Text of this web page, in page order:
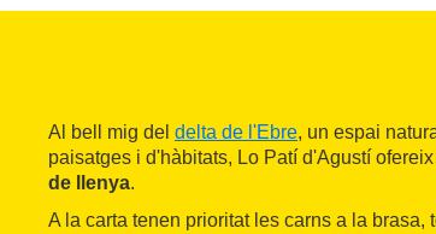
Al bell mig del delta de l'Ebre, un espai
paisatges i d'hàbitats, Lo Patí d'Agustí
de llenya.
A la carta tenen prioritat les carns a la